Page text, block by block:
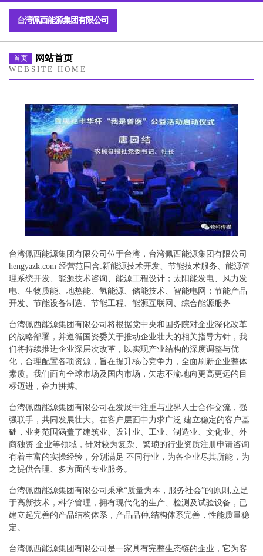
台湾佩西能源集团有限公司
首页 网站首页
WEBSITE HOME
台湾佩西能源集团有限公司位于台湾，台湾佩西能源集团有限公司
hengyazk.com 经营范围含:新能源技术开发、节能技术服务、能源管
理系统开发、能源技术咨询、能源工程设计；太阳能发电、风力发
电、生物质能、地热能、氢能源、储能技术、智能电网；节能产品
开发、节能设备制造、节能工程、能源互联网、综合能源服务
台湾佩西能源集团有限公司将根据党中央和国务院对企业深化改革
的战略部署，并遵循国资委关于推动企业壮大的相关指导方针，我
们将持续推进企业深层次改革，以实现产业结构的深度调整与优
化，合理配置各项资源，旨在提升核心竞争力，全面刷新企业整体
素质。我们面向全球市场及国内市场，矢志不渝地向更高更远的目
标迈进，奋力拼搏。
台湾佩西能源集团有限公司在发展中注重与业界人士合作交流，强
强联手，共同发展壮大。在客户层面中力求广泛 建立稳定的客户基
础，业务范围涵盖了建筑业、设计业、工业、制造业、文化业、外
商独资 企业等领域，针对较为复杂、繁琐的行业资质注册申请咨询
有着丰富的实操经验，分别满足 不同行业，为各企业尽其所能，为
之提供合理、多方面的专业服务。
台湾佩西能源集团有限公司秉承“质量为本，服务社会”的原则,立足
于高新技术，科学管理，拥有现代化的生产、检测及试验设备，已
建立起完善的产品结构体系，产品品种,结构体系完善，性能质量稳
定。
台湾佩西能源集团有限公司是一家具有完整生态链的企业，它为客